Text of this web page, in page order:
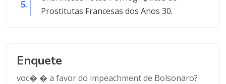
Prostitutas Francesas dos Anos 30.
Enquete
voc� � a favor do impeachment de Bolsonaro?